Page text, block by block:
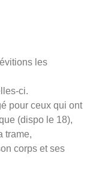
les
ci.
pour ceux qui ont
(dispo le 18),
trame,
corps et ses